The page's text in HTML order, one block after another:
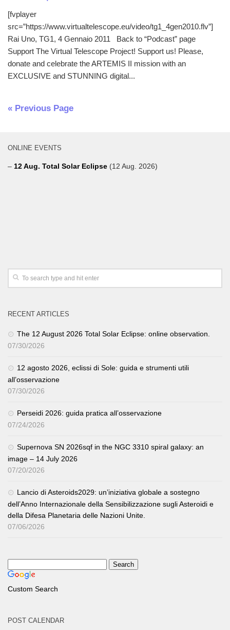
[fvplayer
src=”https://www.virtualtelescope.eu/video/tg1_4gen2010.flv”]
Rai Uno, TG1, 4 Gennaio 2011 Back to “Podcast” page
Support The Virtual Telescope Project! Support us! Please,
donate and celebrate the ARTEMIS II mission with an
EXCLUSIVE and STUNNING digital...
« Previous Page
ONLINE EVENTS
– 12 Aug. Total Solar Eclipse (12 Aug. 2026)
RECENT ARTICLES
The 12 August 2026 Total Solar Eclipse: online observation.
07/30/2026
12 agosto 2026, eclissi di Sole: guida e strumenti utili
all’osservazione
07/30/2026
Perseidi 2026: guida pratica all’osservazione
07/24/2026
Supernova SN 2026sqf in the NGC 3310 spiral galaxy: an
image – 14 July 2026
07/20/2026
Lancio di Asteroids2029: un’iniziativa globale a sostegno
dell’Anno Internazionale della Sensibilizzazione sugli Asteroidi e
della Difesa Planetaria delle Nazioni Unite.
07/06/2026
Custom Search
POST CALENDAR